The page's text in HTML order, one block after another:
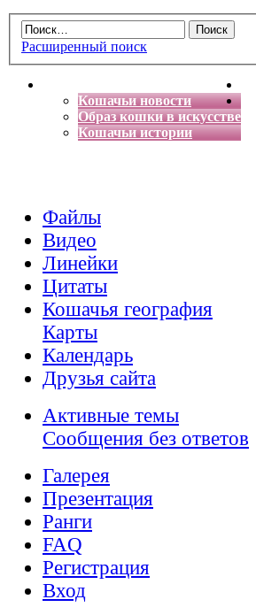
Расширенный поиск
Кошачьи новости
Образ кошки в искусстве
Кошачьи истории
Файлы
Видео
Линейки
Цитаты
Кошачья география
Карты
Календарь
Друзья сайта
Активные темы
Сообщения без ответов
Галерея
Презентация
Ранги
FAQ
Регистрация
Вход